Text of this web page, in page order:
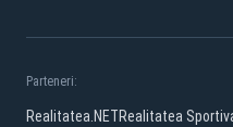
Parteneri:
Realitatea.NETRealitatea